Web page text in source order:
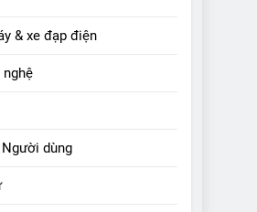
& xe đạp điện
dùng